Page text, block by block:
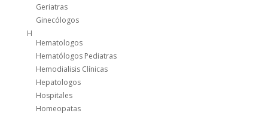
Geriatras
Ginecólogos
H
Hematologos
Hematólogos Pediatras
Hemodialisis Clínicas
Hepatologos
Hospitales
Homeopatas